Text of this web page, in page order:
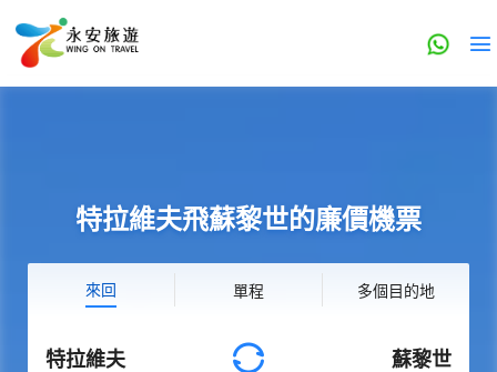
特拉維夫飛蘇黎世的廉價機票
來回 單程 多個目的地
特拉維夫 蘇黎世